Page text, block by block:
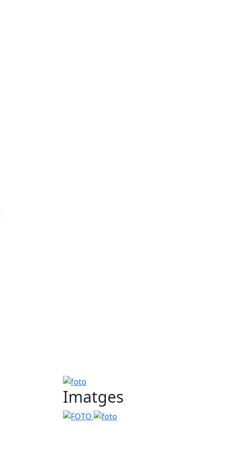
foto
Imatges
FOTO foto